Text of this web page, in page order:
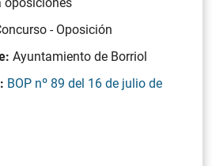
- Oposición
Ayuntamiento de Borriol
BOP nº 89 del 16 de julio de